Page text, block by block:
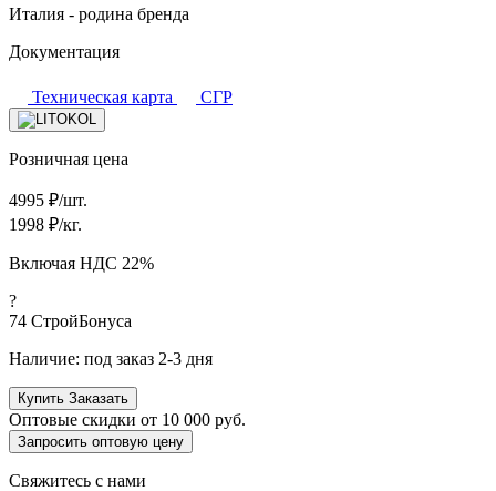
Италия - родина бренда
Документация
Техническая карта СГР
Розничная цена
4995 ₽/шт.
1998 ₽/кг.
Включая НДС 22%
?
74 СтройБонуса
Наличие: под заказ 2-3 дня
Купить Заказать
Оптовые скидки от 10 000 руб.
Запросить оптовую цену
Свяжитесь с нами